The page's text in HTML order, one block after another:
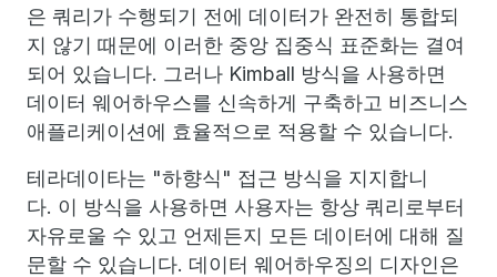
은 쿼리가 수행되기 전에 데이터가 완전히 통합되
지 않기 때문에 이러한 중앙 집중식 표준화는 결여
되어 있습니다. 그러나 Kimball 방식을 사용하면
데이터 웨어하우스를 신속하게 구축하고 비즈니스
애플리케이션에 효율적으로 적용할 수 있습니다.
테라데이타는 "하향식" 접근 방식을 지지합니
다. 이 방식을 사용하면 사용자는 항상 쿼리로부터
자유로울 수 있고 언제든지 모든 데이터에 대해 질
문할 수 있습니다. 데이터 웨어하우징의 디자인은